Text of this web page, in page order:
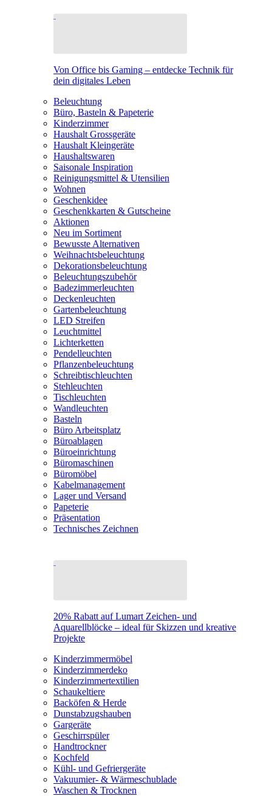
Von Office bis Gaming – entdecke Technik für
dein digitales Leben
Beleuchtung
Büro, Basteln & Papeterie
Kinderzimmer
Haushalt Grossgeräte
Haushalt Kleingeräte
Haushaltswaren
Saisonale Inspiration
Reinigungsmittel & Utensilien
Wohnen
Geschenkidee
Geschenkkarten & Gutscheine
Aktionen
Neu im Sortiment
Bewusste Alternativen
Weihnachtsbeleuchtung
Dekorationsbeleuchtung
Beleuchtungszubehör
Badezimmerleuchten
Deckenleuchten
Gartenbeleuchtung
LED Streifen
Leuchtmittel
Lichterketten
Pendelleuchten
Pflanzenbeleuchtung
Schreibtischleuchten
Stehleuchten
Tischleuchten
Wandleuchten
Basteln
Büro Arbeitsplatz
Büroablagen
Büroeinrichtung
Büromaschinen
Büromöbel
Kabelmanagement
Lager und Versand
Papeterie
Präsentation
Technisches Zeichnen
20% Rabatt auf Lumart Zeichen- und
Aquarellblöcke – ideal für Skizzen und kreative
Projekte
Kinderzimmermöbel
Kinderzimmerdeko
Kinderzimmertextilien
Schaukeltiere
Backöfen & Herde
Dunstabzugshauben
Gargeräte
Geschirrspüler
Handtrockner
Kochfeld
Kühl- und Gefriergeräte
Vakuumier- & Wärmeschublade
Waschen & Trocknen